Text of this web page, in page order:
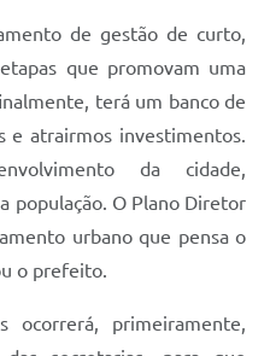
de gestão de curto,
que promovam uma
terá um banco de
e atrairmos investimentos.
da cidade,
população. O Plano Diretor
urbano que pensa o
o prefeito.
ocorrerá, primeiramente,